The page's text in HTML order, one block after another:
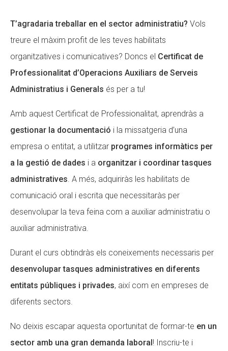
T’agradaria treballar en el sector administratiu? Vols
treure el màxim profit de les teves habilitats
organitzatives i comunicatives? Doncs el Certificat de
Professionalitat d’Operacions Auxiliars de Serveis
Administratius i Generals és per a tu!
Amb aquest Certificat de Professionalitat, aprendràs a
gestionar la documentació i la missatgeria d’una
empresa o entitat, a utilitzar programes informàtics per
a la gestió de dades i a organitzar i coordinar tasques
administratives. A més, adquiriràs les habilitats de
comunicació oral i escrita que necessitaràs per
desenvolupar la teva feina com a auxiliar administratiu o
auxiliar administrativa.
Durant el curs obtindràs els coneixements necessaris per
desenvolupar tasques administratives en diferents
entitats públiques i privades, així com en empreses de
diferents sectors.
No deixis escapar aquesta oportunitat de formar-te en un
sector amb una gran demanda laboral! Inscriu-te i
Butlletins
Diari de la Fundació
Xarxes socials
COL·LABORA
Fes voluntariat
Treballa amb nosaltres
Butlletins
Diari de la Fundació
Xarxes socials
COL·LABORA
Fes voluntariat
Treballa amb nosaltres